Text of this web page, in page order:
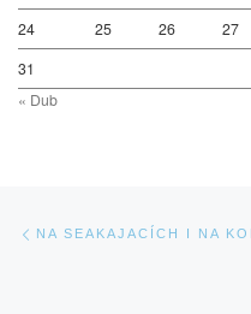
24
25 26 27
31
« Dub
Navigace v příspěvcích